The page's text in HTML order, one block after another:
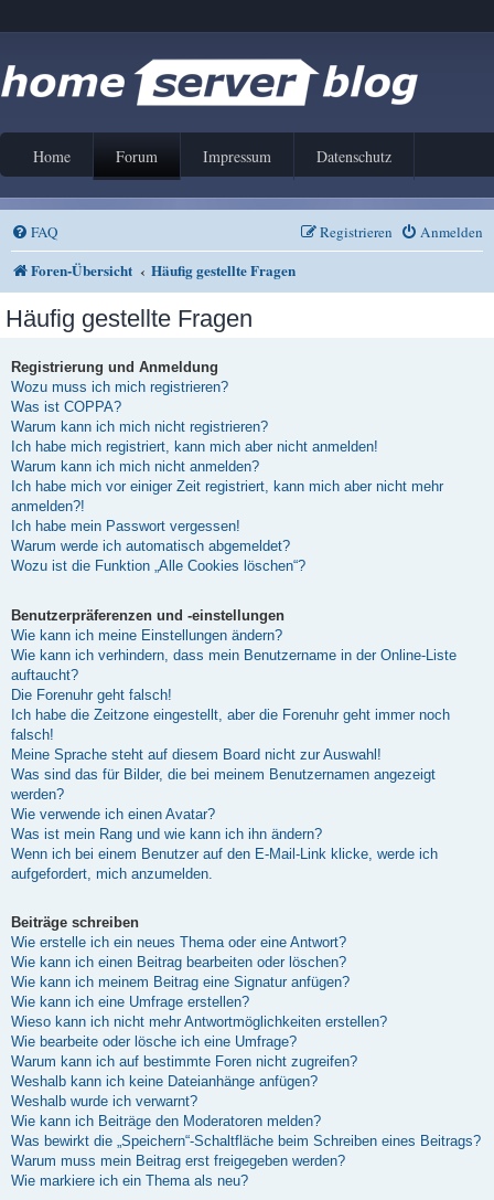
Home Forum Impressum Datenschutz
FAQ Anmelden
Registrieren
Foren-Übersicht Häufig gestellte Fragen
Häufig gestellte Fragen
Registrierung und Anmeldung
Wozu muss ich mich registrieren?
Was ist COPPA?
Warum kann ich mich nicht registrieren?
Ich habe mich registriert, kann mich aber nicht anmelden!
Warum kann ich mich nicht anmelden?
Ich habe mich vor einiger Zeit registriert, kann mich aber nicht mehr
anmelden?!
Ich habe mein Passwort vergessen!
Warum werde ich automatisch abgemeldet?
Wozu ist die Funktion „Alle Cookies löschen“?
Benutzerpräferenzen und -einstellungen
Wie kann ich meine Einstellungen ändern?
Wie kann ich verhindern, dass mein Benutzername in der Online-Liste
auftaucht?
Die Forenuhr geht falsch!
Ich habe die Zeitzone eingestellt, aber die Forenuhr geht immer noch
falsch!
Meine Sprache steht auf diesem Board nicht zur Auswahl!
Was sind das für Bilder, die bei meinem Benutzernamen angezeigt
werden?
Wie verwende ich einen Avatar?
Was ist mein Rang und wie kann ich ihn ändern?
Wenn ich bei einem Benutzer auf den E-Mail-Link klicke, werde ich
aufgefordert, mich anzumelden.
Beiträge schreiben
Wie erstelle ich ein neues Thema oder eine Antwort?
Wie kann ich einen Beitrag bearbeiten oder löschen?
Wie kann ich meinem Beitrag eine Signatur anfügen?
Wie kann ich eine Umfrage erstellen?
Wieso kann ich nicht mehr Antwortmöglichkeiten erstellen?
Wie bearbeite oder lösche ich eine Umfrage?
Warum kann ich auf bestimmte Foren nicht zugreifen?
Weshalb kann ich keine Dateianhänge anfügen?
Weshalb wurde ich verwarnt?
Wie kann ich Beiträge den Moderatoren melden?
Was bewirkt die „Speichern“-Schaltfläche beim Schreiben eines Beitrags?
Warum muss mein Beitrag erst freigegeben werden?
Wie markiere ich ein Thema als neu?